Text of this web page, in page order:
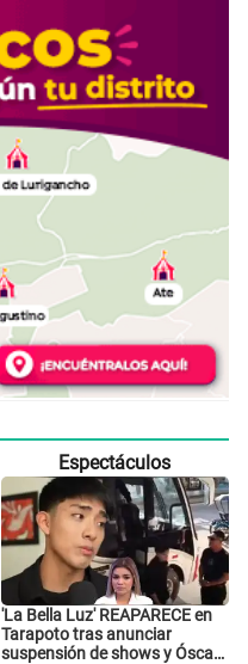
Espectáculos
'La Bella Luz' REAPARECE en
Tarapoto tras anunciar
suspensión de shows y Óscar